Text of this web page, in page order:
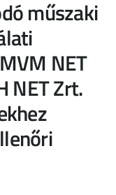
műszaki
NET
NET Zrt.